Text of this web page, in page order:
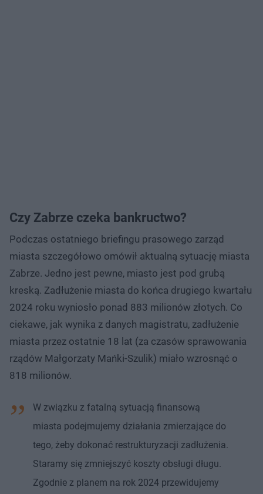
Czy Zabrze czeka bankructwo?
Podczas ostatniego briefingu prasowego zarząd
miasta szczegółowo omówił aktualną sytuację miasta
Zabrze. Jedno jest pewne, miasto jest pod grubą
kreską. Zadłużenie miasta do końca drugiego kwartału
2024 roku wyniosło ponad 883 milionów złotych. Co
ciekawe, jak wynika z danych magistratu, zadłużenie
miasta przez ostatnie 18 lat (za czasów sprawowania
rządów Małgorzaty Mańki-Szulik) miało wzrosnąć o
818 milionów.
W związku z fatalną sytuacją finansową
miasta podejmujemy działania zmierzające do
tego, żeby dokonać restrukturyzacji zadłużenia.
Staramy się zmniejszyć koszty obsługi długu.
Zgodnie z planem na rok 2024 przewidujemy